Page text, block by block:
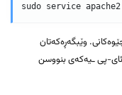
sudo service
وێبگەڕەکەتان